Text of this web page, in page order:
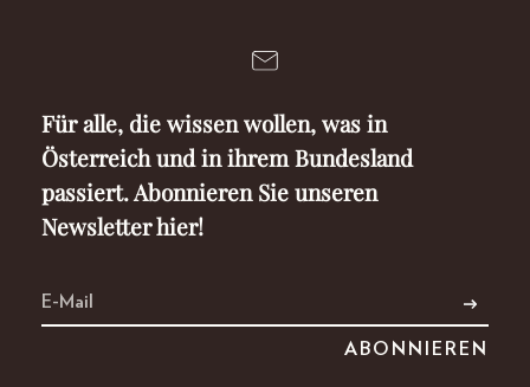
Für alle, die wissen wollen, was in
Österreich und in ihrem Bundesland
passiert. Abonnieren Sie unseren
Newsletter hier!